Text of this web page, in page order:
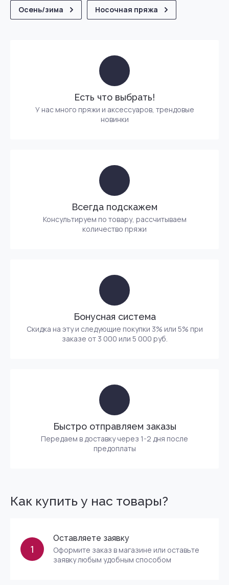
Осень/зима Носочная пряжа
Есть что выбрать!
У нас много пряжи и аксессуаров, трендовые
новинки
Всегда подскажем
Консультируем по товару, рассчитываем
количество пряжи
Бонусная система
Скидка на эту и следующие покупки 3% или 5% при
заказе от 3 000 или 5 000 руб.
Быстро отправляем заказы
Передаем в доставку через 1-2 дня после
предоплаты
Как купить у нас товары?
1
Оставляете заявку
Оформите заказ в магазине или оставьте
заявку любым удобным способом